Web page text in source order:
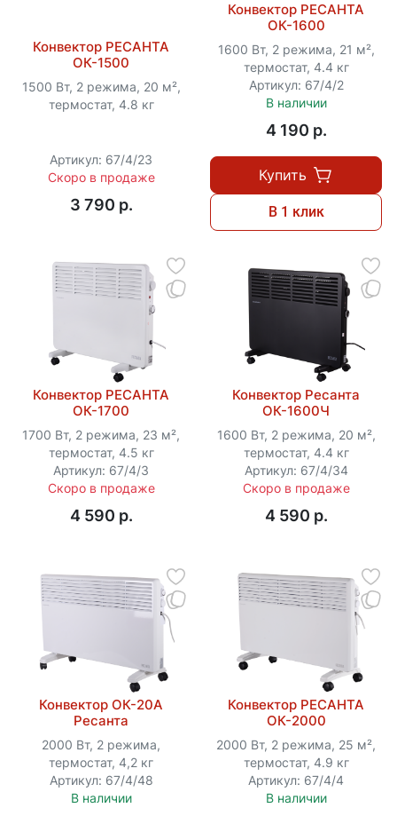
Конвектор РЕСАНТА
ОК-1500
1500 Вт, 2 режима, 20 м²,
термостат, 4.8 кг
Артикул: 67/4/23
Скоро в продаже
3 790 p.
Конвектор РЕСАНТА
ОК-1600
1600 Вт, 2 режима, 21 м²,
термостат, 4.4 кг
Артикул: 67/4/2
В наличии
4 190 p.
Купить
В 1 клик
Конвектор РЕСАНТА
ОК-1700
1700 Вт, 2 режима, 23 м²,
термостат, 4.5 кг
Артикул: 67/4/3
Скоро в продаже
4 590 p.
Конвектор Ресанта
ОК-1600Ч
1600 Вт, 2 режима, 20 м²,
термостат, 4.4 кг
Артикул: 67/4/34
Скоро в продаже
4 590 p.
Конвектор ОК-20A
Ресанта
2000 Вт, 2 режима,
термостат, 4,2 кг
Артикул: 67/4/48
В наличии
Конвектор РЕСАНТА
ОК-2000
2000 Вт, 2 режима, 25 м²,
термостат, 4.9 кг
Артикул: 67/4/4
В наличии